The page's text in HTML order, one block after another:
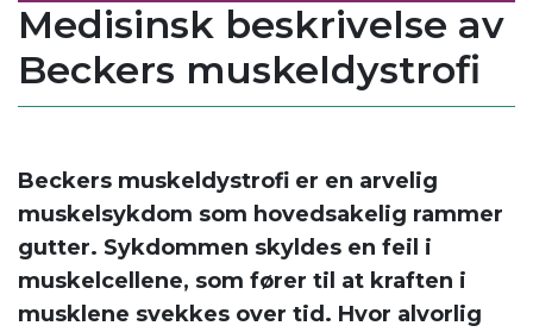
Medisinsk beskrivelse av
Beckers muskeldystrofi
Beckers muskeldystrofi er en arvelig
muskelsykdom som hovedsakelig rammer
gutter. Sykdommen skyldes en feil i
muskelcellene, som fører til at kraften i
musklene svekkes over tid. Hvor alvorlig